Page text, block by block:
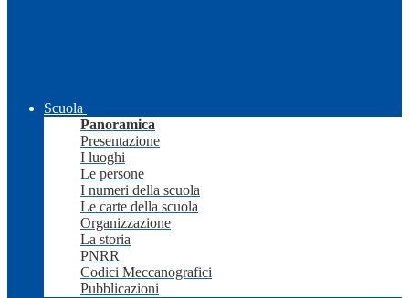
Scuola
Panoramica
Presentazione
I luoghi
Le persone
I numeri della scuola
Le carte della scuola
Organizzazione
La storia
PNRR
Codici Meccanografici
Pubblicazioni